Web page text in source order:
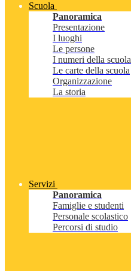
Scuola
Panoramica
Presentazione
I luoghi
Le persone
I numeri della scuola
Le carte della scuola
Organizzazione
La storia
Servizi
Panoramica
Famiglie e studenti
Personale scolastico
Percorsi di studio